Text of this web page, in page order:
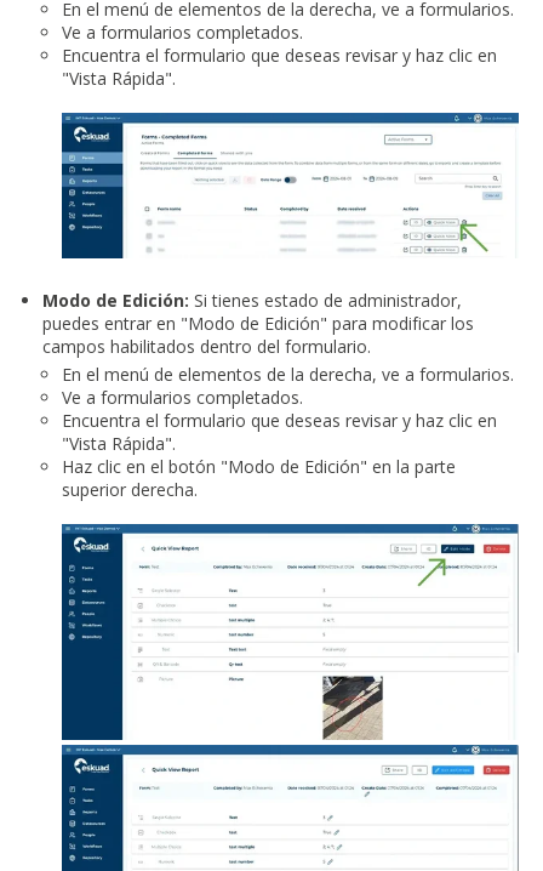
En el menú de elementos de la derecha, ve a formularios.
Ve a formularios completados.
Encuentra el formulario que deseas revisar y haz clic en
"Vista Rápida".
Modo de Edición:Si tienes estado de administrador,
puedes entrar en "Modo de Edición" para modificar los
campos habilitados dentro del formulario.
En el menú de elementos de la derecha, ve a formularios.
Ve a formularios completados.
Encuentra el formulario que deseas revisar y haz clic en
"Vista Rápida".
Haz clic en el botón "Modo de Edición" en la parte
superior derecha.